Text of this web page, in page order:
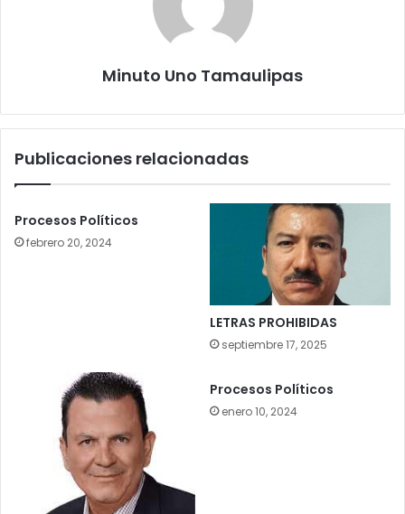
Minuto Uno Tamaulipas
Publicaciones relacionadas
Procesos Políticos
febrero 20, 2024
LETRAS PROHIBIDAS
septiembre 17, 2025
Procesos Políticos
enero 10, 2024